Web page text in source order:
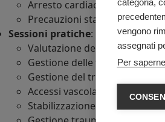
Arresto cardiaco nel
Precauzioni standard
Sessioni pratiche:
Valutazione del paziente;
Gestione delle vie aeree;
Gestione del trauma toracico;
Accessi vascolari;
Stabilizzazione dei traumi
vengono
assegnati
Per